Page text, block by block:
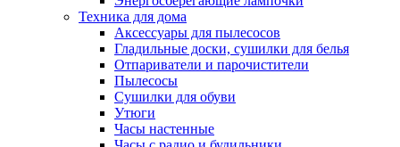
Техника для дома
Аксессуары для пылесосов
Гладильные доски, сушилки для белья
Отпариватели и парочистители
Пылесосы
Сушилки для обуви
Утюги
Часы настенные